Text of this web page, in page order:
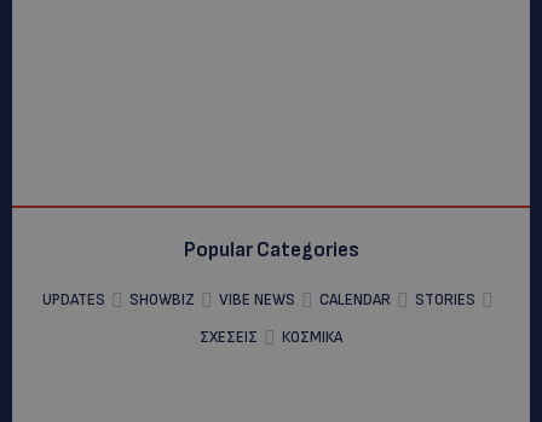
Popular Categories
UPDATES SHOWBIZ VIBE NEWS CALENDAR
STORIES
ΣΧΕΣΕΙΣ
ΚΟΣΜΙΚΑ